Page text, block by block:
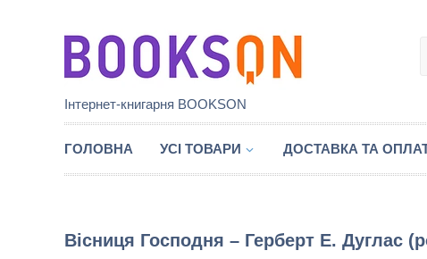
Інтернет-книгарня BOOKSON
ГОЛОВНА УСІ ТОВАРИ ДОСТАВКА ТА
Вісниця Господня – Герберт Е. Дуглас